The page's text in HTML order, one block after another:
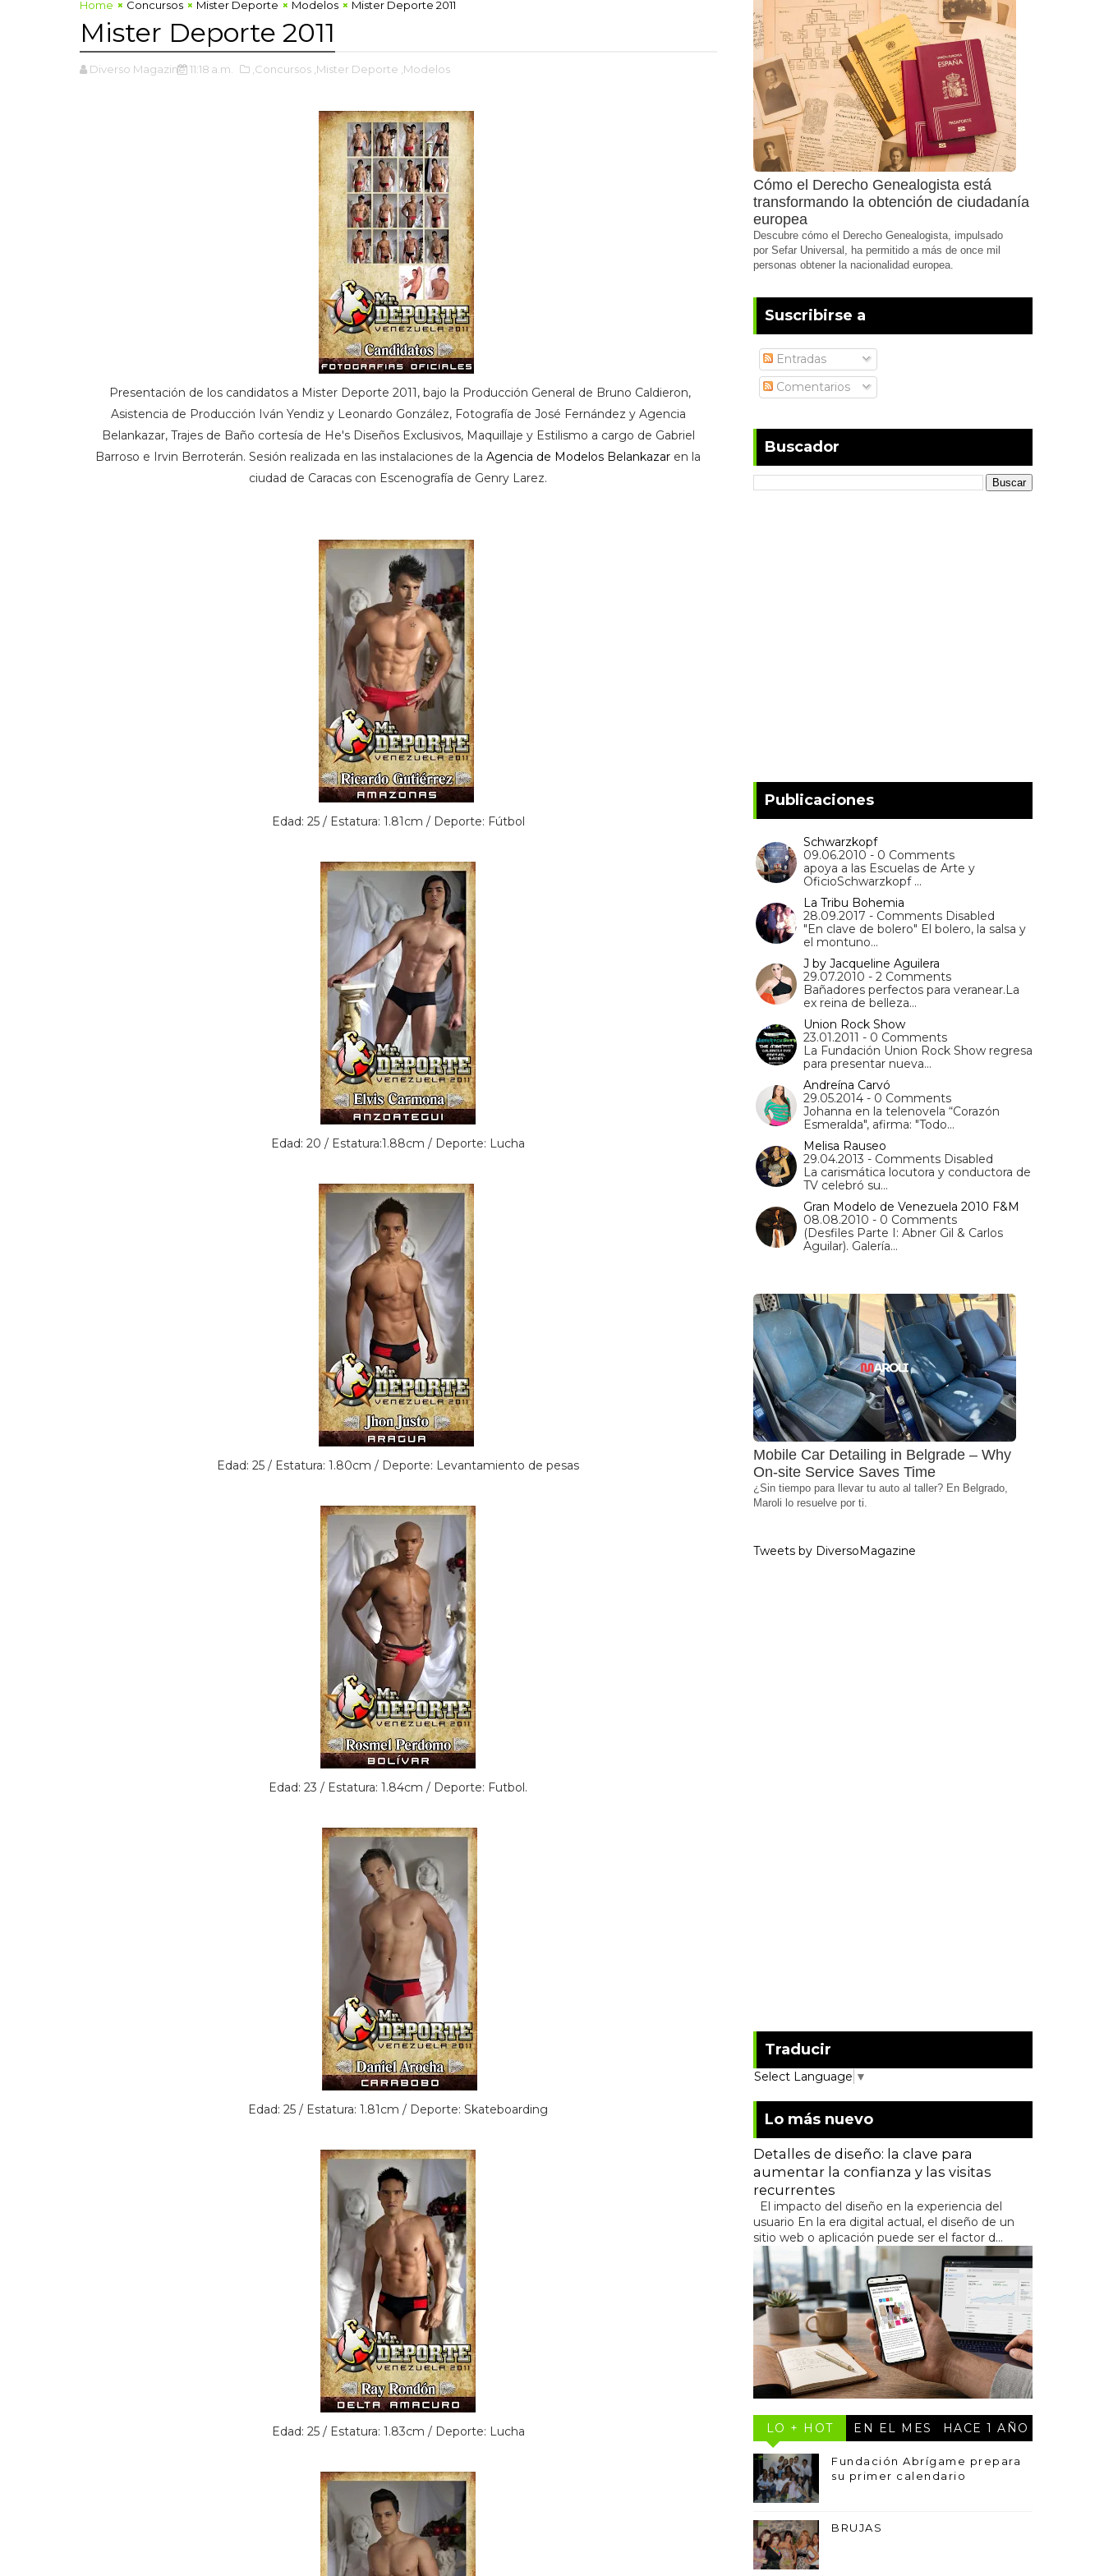
Home Concursos Mister Deporte Modelos Mister Deporte 2011
Mister Deporte 2011
Diverso Magazine 11:18 a.m. ,Concursos ,Mister Deporte ,Modelos
Presentación de los candidatos a Mister Deporte 2011, bajo la Producción General de Bruno Caldieron,
Asistencia de Producción Iván Yendiz y Leonardo González, Fotografía de José Fernández y Agencia
Belankazar, Trajes de Baño cortesía de He's Diseños Exclusivos, Maquillaje y Estilismo a cargo de Gabriel
Barroso e Irvin Berroterán. Sesión realizada en las instalaciones de laAgencia de Modelos Belankazar en la
ciudad de Caracas con Escenografía de Genry Larez.
Edad: 25 / Estatura: 1.81cm / Deporte: Fútbol
Edad: 20 / Estatura:1.88cm / Deporte: Lucha
Edad: 25 / Estatura: 1.80cm / Deporte: Levantamiento de pesas
Edad: 23 / Estatura: 1.84cm / Deporte: Futbol.
Edad: 25 / Estatura: 1.81cm / Deporte: Skateboarding
Edad: 25 / Estatura: 1.83cm / Deporte: Lucha
Cómo el Derecho Genealogista está
transformando la obtención de ciudadanía
europea
Descubre cómo el Derecho Genealogista, impulsado
por Sefar Universal, ha permitido a más de once mil
personas obtener la nacionalidad europea.
Suscribirse a
Entradas
Comentarios
Buscador
Publicaciones
Schwarzkopf
09.06.2010 - 0 Comments
apoya a las Escuelas de Arte y
OficioSchwarzkopf …
La Tribu Bohemia
28.09.2017 - Comments Disabled
"En clave de bolero" El bolero, la salsa y
el montuno…
J by Jacqueline Aguilera
29.07.2010 - 2 Comments
Bañadores perfectos para veranear.La
ex reina de belleza…
Union Rock Show
23.01.2011 - 0 Comments
La Fundación Union Rock Show regresa
para presentar nueva…
Andreína Carvó
29.05.2014 - 0 Comments
Johanna en la telenovela “Corazón
Esmeralda", afirma: "Todo…
Melisa Rauseo
29.04.2013 - Comments Disabled
La carismática locutora y conductora de
TV celebró su…
Gran Modelo de Venezuela 2010 F&M
08.08.2010 - 0 Comments
(Desfiles Parte I: Abner Gil & Carlos
Aguilar). Galería…
Mobile Car Detailing in Belgrade – Why
On-site Service Saves Time
¿Sin tiempo para llevar tu auto al taller? En Belgrado,
Maroli lo resuelve por ti.
Tweets by DiversoMagazine
Traducir
Select Language ▼
Lo más nuevo
Detalles de diseño: la clave para
aumentar la confianza y las visitas
recurrentes
El impacto del diseño en la experiencia del
usuario En la era digital actual, el diseño de un
sitio web o aplicación puede ser el factor d...
LO + HOT EN EL MES HACE 1 AÑO
Fundación Abrígame prepara
su primer calendario
BRUJAS